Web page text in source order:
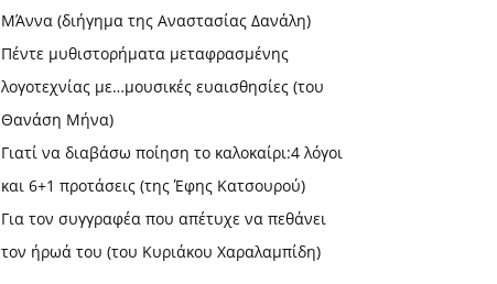
ΜΆννα (διήγημα της Αναστασίας Δανάλη)
Πέντε μυθιστορήματα μεταφρασμένης
λογοτεχνίας με…μουσικές ευαισθησίες (του
Θανάση Μήνα)
Γιατί να διαβάσω ποίηση το καλοκαίρι:4 λόγοι
και 6+1 προτάσεις (της Έφης Κατσουρού)
Για τον συγγραφέα που απέτυχε να πεθάνει
τον ήρωά του (του Κυριάκου Χαραλαμπίδη)